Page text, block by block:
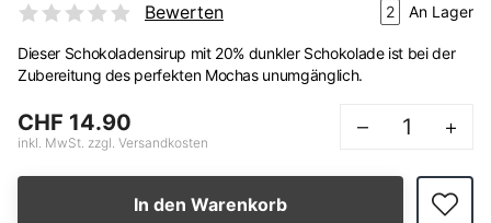
Bewerten 2 An Lager
Dieser Schokoladensirup mit 20% dunkler Schokolade ist bei der
Zubereitung des perfekten Mochas unumgänglich.
CHF 14.90
inkl. MwSt. zzgl. Versandkosten
– +
In den Warenkorb